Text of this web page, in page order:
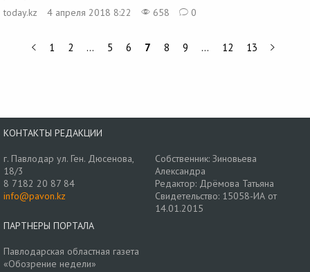
today.kz
4 апреля 2018 8:22 658 0
1 2 … 5 6 7 8 9 … 12 13
КОНТАКТЫ РЕДАКЦИИ
г. Павлодар ул. Ген. Дюсенова,
18/3
8 7182 20 87 84
info@pavon.kz
Собственник: Зиновьева
Александра
Редактор: Дрёмова Татьяна
Свидетельство: 15058-ИА от
14.01.2015
ПАРТНЕРЫ ПОРТАЛА
Павлодарская областная газета
«Обозрение недели»